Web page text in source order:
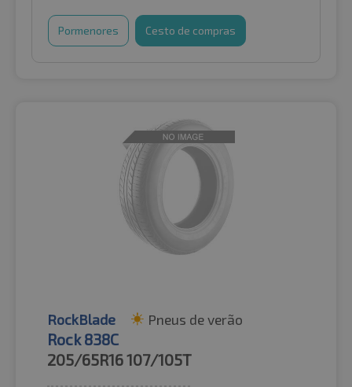
Pormenores Cesto de compras
RockBlade Pneus de verão
Rock 838C
205/65R16107/105T